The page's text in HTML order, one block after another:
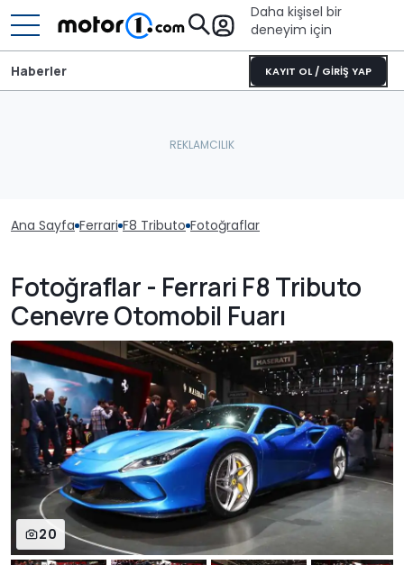
Daha kişisel bir
deneyim için
KAYIT OL / GİRİŞ YAP
Haberler
Ana Sayfa Ferrari F8 Tributo Fotoğraflar
Fotoğraflar - Ferrari F8 Tributo
Cenevre Otomobil Fuarı
20